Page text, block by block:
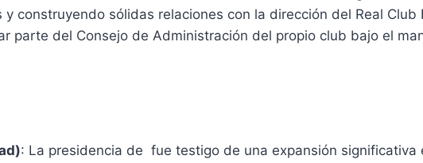
construyendo sólidas relaciones con la dirección del Real Club
parte del Consejo de Administración del propio club bajo el
: La presidencia de fue testigo de una expansión significativa